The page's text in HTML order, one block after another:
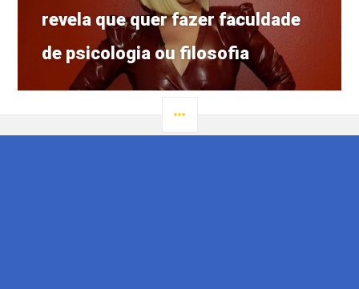
post:
revela que quer fazer faculdade
de psicologia ou filosofia